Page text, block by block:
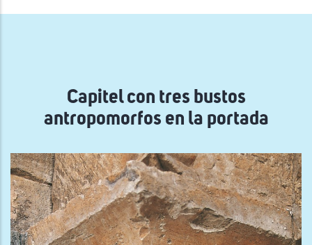
ayuda
Capitel con tres bustos
antropomorfos en la portada